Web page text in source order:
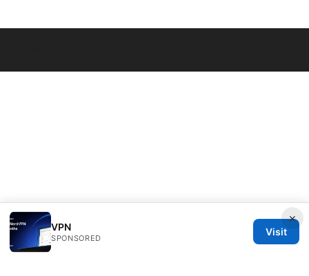
×
VPN
SPONSORED
Visit